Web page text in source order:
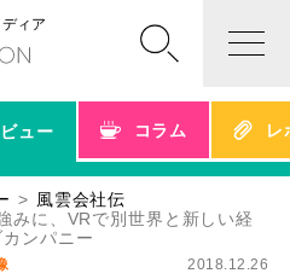
ィア
ュー コラム レ
風雲会社伝
みに、VRで別世界と新しい経
ンパニー
2018.12.26